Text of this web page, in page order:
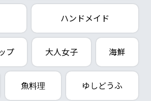
ハンドメイド
プ 大人女子 海鮮
魚料理 ゆしどうふ